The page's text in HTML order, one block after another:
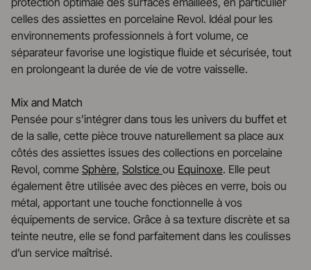
celles des assiettes en porcelaine Revol. Idéal pour les
environnements professionnels à fort volume, ce
séparateur favorise une logistique fluide et sécurisée, tout
en prolongeant la durée de vie de votre vaisselle.
Mix and Match
Pensée pour s’intégrer dans tous les univers du buffet et
de la salle, cette pièce trouve naturellement sa place aux
côtés des assiettes issues des collections en porcelaine
Revol, comme Sphère, Solstice ou Equinoxe. Elle peut
également être utilisée avec des pièces en verre, bois ou
métal, apportant une touche fonctionnelle à vos
équipements de service. Grâce à sa texture discrète et sa
teinte neutre, elle se fond parfaitement dans les coulisses
d’un service maîtrisé.